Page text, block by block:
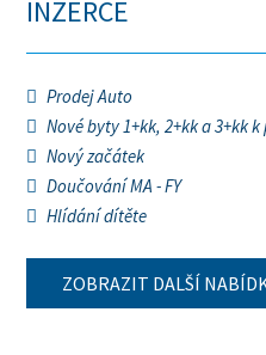
INZERCE
Prodej Auto
Nové byty 1+kk, 2+kk a 3+kk
Nový začátek
Doučování MA - FY
Hlídání dítěte
ZOBRAZIT DALŠÍ